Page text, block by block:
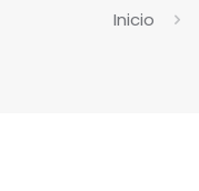
Inicio